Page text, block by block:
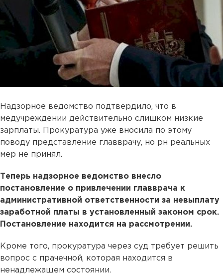
Надзорное ведомство подтвердило, что в
медучреждении действительно слишком низкие
зарплаты. Прокуратура уже вносила по этому
поводу представление главврачу, но рн реальных
мер не принял.
Теперь надзорное ведомство внесло
постановление о привлечении главврача к
административной ответственности за невыплату
заработной платы в установленный законом срок.
Постановление находится на рассмотрении.
Кроме того, прокуратура через суд требует решить
вопрос с прачечной, которая находится в
ненадлежащем состоянии.